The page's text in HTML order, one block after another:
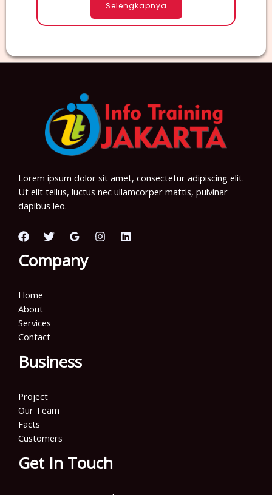
Selengkapnya
Lorem ipsum dolor sit amet, consectetur adipiscing elit.
Ut elit tellus, luctus nec ullamcorper mattis, pulvinar
dapibus leo.
Company
Home
About
Services
Contact
Business
Project
Our Team
Facts
Customers
Get In Touch